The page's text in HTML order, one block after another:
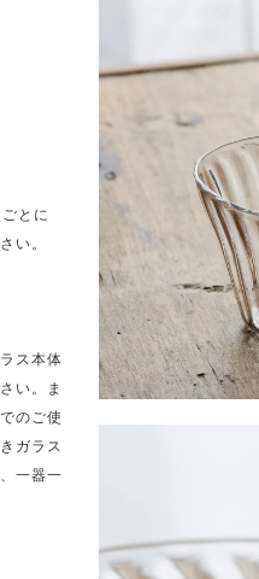
とに
い。
ス本体
い。ま
のご使
ガラス
一器一